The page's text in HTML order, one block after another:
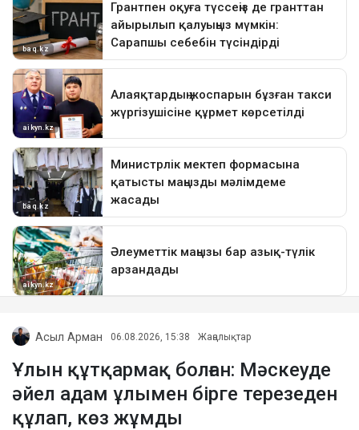
Асыл Арман 06.08.2026, 15:38 Жаңалықтар
Ұлын құтқармақ болған: Мәскеуде
әйел адам ұлымен бірге терезеден
құлап, көз жұмды